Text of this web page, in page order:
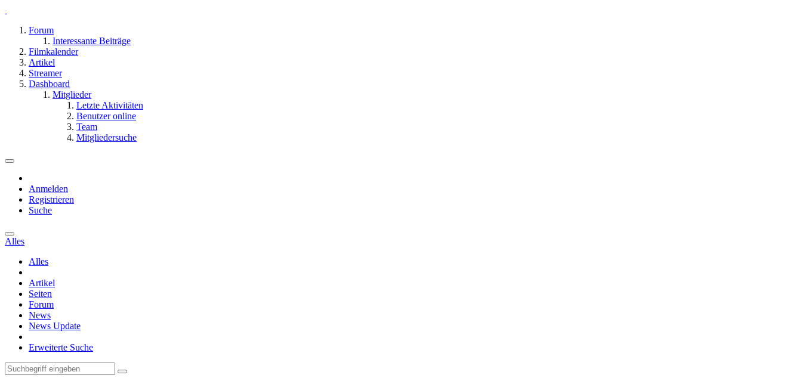
Forum
Interessante Beiträge
Filmkalender
Artikel
Streamer
Dashboard
Mitglieder
Letzte Aktivitäten
Benutzer online
Team
Mitgliedersuche
Anmelden
Registrieren
Suche
Alles
Alles
Artikel
Seiten
Forum
News
News Update
Erweiterte Suche